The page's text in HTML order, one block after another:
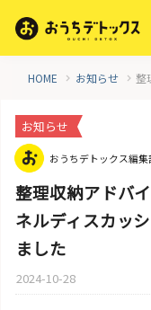
HOME お知らせ 整
お知らせ
おうちデトックス編集
整理収納アドバ
ネルディスカッ
ました
2024-10-28